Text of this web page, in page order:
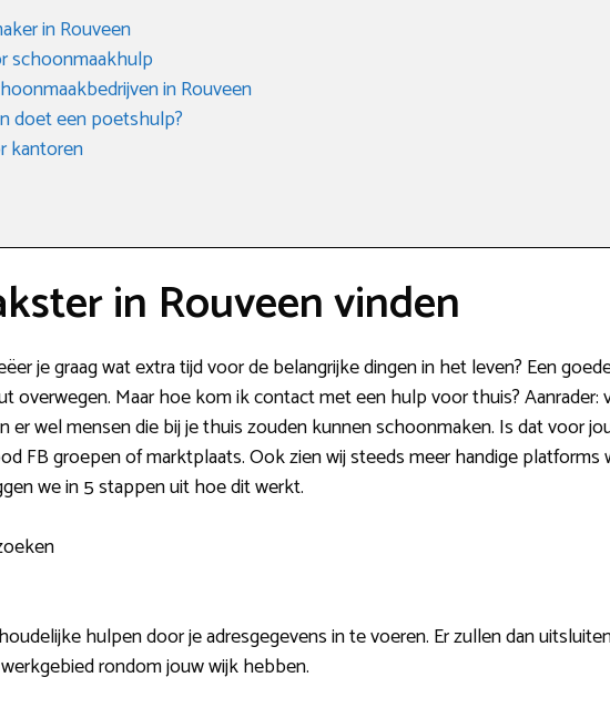
in Rouveen
schoonmaakhulp
in Rouveen
doet een poetshulp?
kantoren
in Rouveen vinden
je graag wat extra tijd voor de belangrijke dingen in het leven? Een
overwegen. Maar hoe kom ik contact met een hulp voor thuis? Aanrader:
er wel mensen die bij je thuis zouden kunnen schoonmaken. Is dat voor
FB groepen of marktplaats. Ook zien wij steeds meer handige platforms
we in 5 stappen uit hoe dit werkt.
hulpen door je adresgegevens in te voeren. Er zullen dan
rondom jouw wijk hebben.